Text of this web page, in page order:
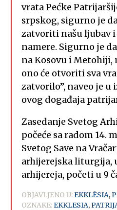
vrata Pećke
srpskog, sigurno je
zatvoriti našu ljubav i
namere. Sigurno je
na Kosovu i Metohiji,
ono će otvoriti sva
zatvorilo”, naveo je u
ovog događaja
Zasedanje Svetog
počeće sa radom 14.
Svetog Save na
arhijerejska liturgija,
arhijereja, početi u 9
OBJAVLJENO U:EKKLĒSIA,
OZNAKE:EKKLESIA,